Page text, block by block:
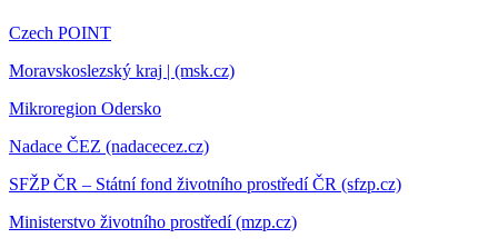
Czech POINT
Moravskoslezský kraj | (msk.cz)
Mikroregion Odersko
Nadace ČEZ (nadacecez.cz)
SFŽP ČR – Státní fond životního prostředí ČR (sfzp.cz)
Ministerstvo životního prostředí (mzp.cz)